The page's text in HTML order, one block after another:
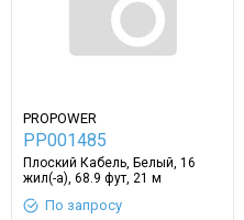
PROPOWER
PP001485
Плоский Кабель, Белый, 16
жил(-а), 68.9 фут, 21 м
По запросу